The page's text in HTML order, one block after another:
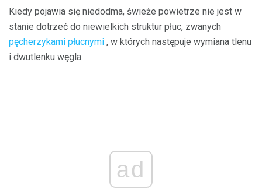
Kiedy pojawia się niedodma, świeże powietrze nie jest w
stanie dotrzeć do niewielkich struktur płuc, zwanych
pęcherzykami płucnymi , w których następuje wymiana tlenu
i dwutlenku węgla.
ad